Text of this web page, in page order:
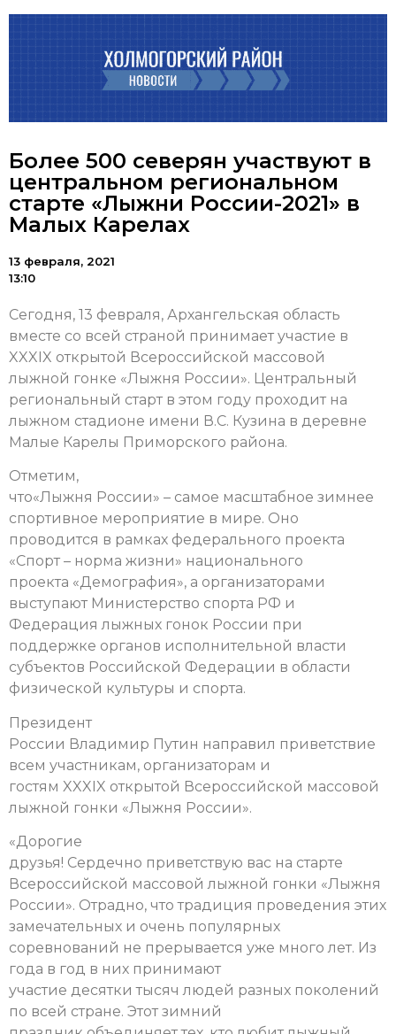
Более 500 северян участвуют в
центральном региональном
старте «Лыжни России-2021» в
Малых Карелах
13 февраля, 2021
13:10
Сегодня, 13 февраля, Архангельская область
вместе со всей страной принимает участие в
XXXIX открытой Всероссийской массовой
лыжной гонке «Лыжня России». Центральный
региональный старт в этом году проходит на
лыжном стадионе имени В.С. Кузина в деревне
Малые Карелы Приморского района.
Отметим,
что«Лыжня России» – самое масштабное зимнее
спортивное мероприятие в мире. Оно
проводится в рамках федерального проекта
«Спорт – норма жизни» национального
проекта «Демография», а организаторами
выступают Министерство спорта РФ и
Федерация лыжных гонок России при
поддержке органов исполнительной власти
субъектов Российской Федерации в области
физической культуры и спорта.
Президент
России Владимир Путин направил приветствие
всем участникам, организаторам и
гостям XXXIX открытой Всероссийской массовой
лыжной гонки «Лыжня России».
«Дорогие
друзья! Сердечно приветствую вас на старте
Всероссийской массовой лыжной гонки «Лыжня
России». Отрадно, что традиция проведения этих
замечательных и очень популярных
соревнований не прерывается уже много лет. Из
года в год в них принимают
участие десятки тысяч людей разных поколений
по всей стране. Этот зимний